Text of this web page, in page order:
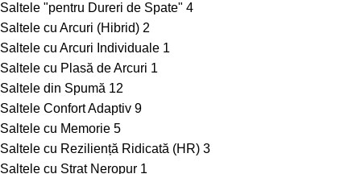
Saltele "pentru Dureri de Spate" 4
Saltele cu Arcuri (Hibrid) 2
Saltele cu Arcuri Individuale 1
Saltele cu Plasă de Arcuri 1
Saltele din Spumă 12
Saltele Confort Adaptiv 9
Saltele cu Memorie 5
Saltele cu Reziliență Ridicată (HR) 3
Saltele cu Strat Neropur 1